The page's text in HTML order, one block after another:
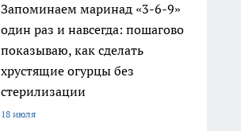
Запоминаем маринад «3-6-9»
один раз и навсегда: пошагово
показываю, как сделать
хрустящие огурцы без
стерилизации
18 июля